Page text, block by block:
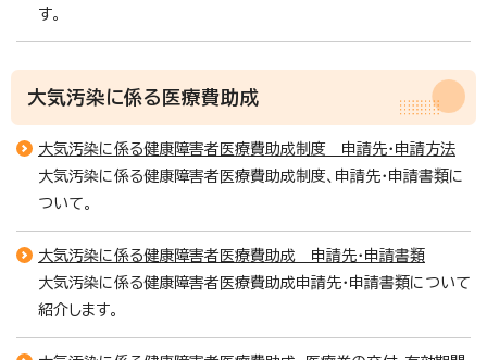
す。
大気汚染に係る医療費助成
大気汚染に係る健康障害者医療費助成制度 申請先・申請方法
大気汚染に係る健康障害者医療費助成制度、申請先・申請書類に
ついて。
大気汚染に係る健康障害者医療費助成 申請先・申請書類
大気汚染に係る健康障害者医療費助成申請先・申請書類について
紹介します。